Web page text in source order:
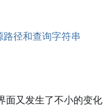
径和查询字符串
面又发生了不小的变化